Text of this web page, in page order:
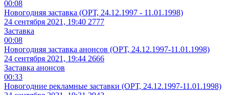
00:08
Новогодняя заставка (ОРТ, 24.12.1997 - 11.01.1998)
24 сентября 2021, 19:40 2777
Заставка
00:08
Новогодняя заставка анонсов (ОРТ, 24.12.1997-11.01.1998)
24 сентября 2021, 19:44 2666
Заставка анонсов
00:33
Новогодние рекламные заставки (ОРТ, 24.12.1997-11.01.1998)